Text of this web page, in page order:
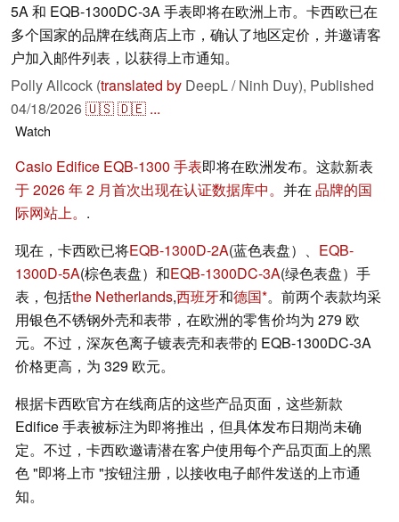
5A 和 EQB-1300DC-3A 手表即将在欧洲上市。卡西欧已在
多个国家的品牌在线商店上市，确认了地区定价，并邀请客
户加入邮件列表，以获得上市通知。
Polly Allcock (translated by DeepL / Ninh Duy), Published
04/18/2026🇺🇸🇩🇪 ...
Watch
Casio Edifice EQB-1300 手表即将在欧洲发布。这款新表
于 2026 年 2 月首次出现在认证数据库中。 并在 品牌的国
际网站上。 .
现在，卡西欧已将EQB-1300D-2A(蓝色表盘）、 EQB-
1300D-5A(棕色表盘）和EQB-1300DC-3A(绿色表盘）手
表，包括the Netherlands,西班牙和德国 。前两个表款均采
用银色不锈钢外壳和表带，在欧洲的零售价均为 279 欧
元。不过，深灰色离子镀表壳和表带的 EQB-1300DC-3A
价格更高，为 329 欧元。
根据卡西欧官方在线商店的这些产品页面，这些新款
Edifice 手表被标注为即将推出，但具体发布日期尚未确
定。不过，卡西欧邀请潜在客户使用每个产品页面上的黑
色 "即将上市 "按钮注册，以接收电子邮件发送的上市通
知。